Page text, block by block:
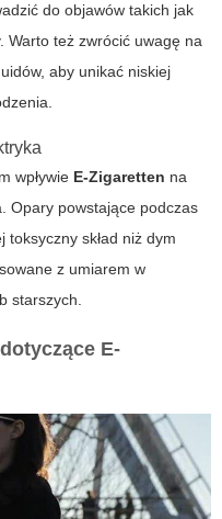
do objawów takich jak
Warto też zwrócić uwagę na
aby unikać niskiej
wpływie E-Zigaretten na
Opary powstające podczas
skład niż dym
z umiarem w
starszych.
E-